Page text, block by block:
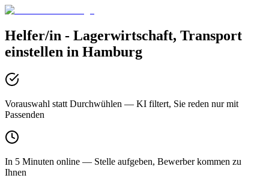
Helfer/in - Lagerwirtschaft, Transport
einstellen in Hamburg
Vorauswahl statt Durchwühlen — KI filtert, Sie reden nur mit
Passenden
In 5 Minuten online — Stelle aufgeben, Bewerber kommen zu
Ihnen